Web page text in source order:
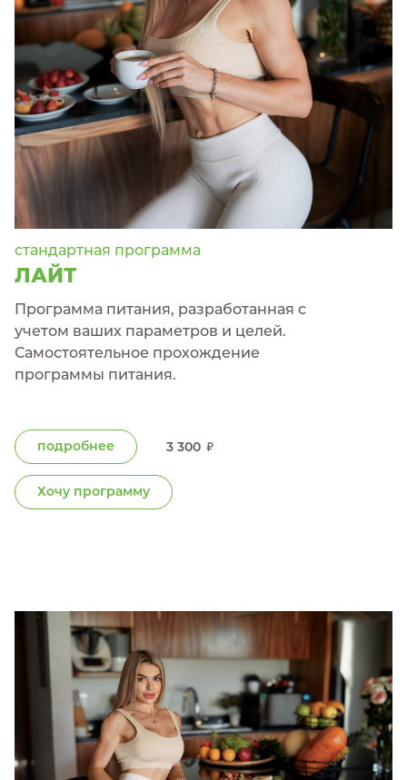
стандартная программа
ЛАЙТ
Программа питания, разработанная с
учетом ваших параметров и целей.
Самостоятельное прохождение
программы питания.
подробнее
Хочу программу
3 300